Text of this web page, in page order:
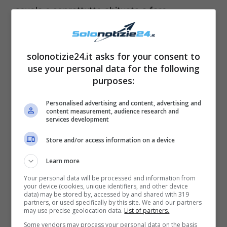
scuola e soprattutto abituata a fare
beneficenza in città. Una figura angelica,
dunque, trovata morta senza un apparente
possibile motivo. Tutta la storia, poi, va avanti
con le indagini dell’agente speciale Dale
delle cose su Laura che lasciano tutti senza
parole. Abusata fin da bambina da un uomo
che lei chiama‘Bob’, ma del quale non si
conosce subito l’identità, Laura conduce in
comporta da figlia e ragazza modello,
dall’altra parte frequentaorge, assume
cocainae morfina e lavora comeprostituta
solonotizie24.it asks for your consent to
use your personal data for the following
purposes:
Personalised advertising and content, advertising and
content measurement, audience research and
services development
Store and/or access information on a device
Learn more
Your personal data will be processed and information from
your device (cookies, unique identifiers, and other device
data) may be stored by, accessed by and shared with 319
partners, or used specifically by this site. We and our partners
may use precise geolocation data. List of partners.
Some vendors may process your personal data on the basis